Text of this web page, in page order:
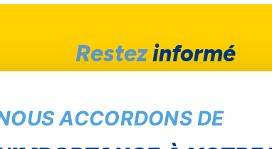
Restezinformé
pour recevoir nos dernières offres,
ACCORDONS DE